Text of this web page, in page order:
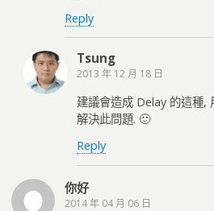
Reply
Tsung
2013 年 12 月 18 日
建議會造成 Delay 的這種,
解決此問題. 🙂
Reply
你好
2014 年 04 月 06 日